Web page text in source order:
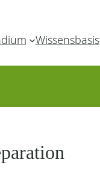
Wissensbasis